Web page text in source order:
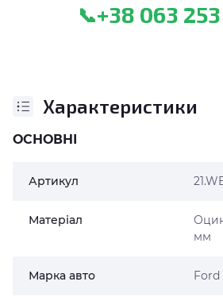
📞+38 063 253
Характеристики
ОСНОВНІ
Артикул
Матеріал
мм
Марка авто Ford